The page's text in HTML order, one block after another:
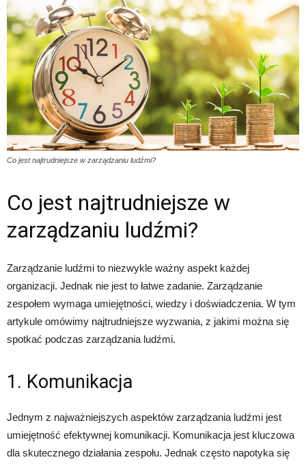
Co jest najtrudniejsze w zarządzaniu ludźmi?
Co jest najtrudniejsze w
zarządzaniu ludźmi?
Zarządzanie ludźmi to niezwykle ważny aspekt każdej
organizacji. Jednak nie jest to łatwe zadanie. Zarządzanie
zespołem wymaga umiejętności, wiedzy i doświadczenia. W tym
artykule omówimy najtrudniejsze wyzwania, z jakimi można się
spotkać podczas zarządzania ludźmi.
1. Komunikacja
Jednym z najważniejszych aspektów zarządzania ludźmi jest
umiejętność efektywnej komunikacji. Komunikacja jest kluczowa
dla skutecznego działania zespołu. Jednak często napotyka się